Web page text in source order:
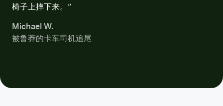
椅子上摔下来。”
Michael W.
被鲁莽的卡车司机追尾